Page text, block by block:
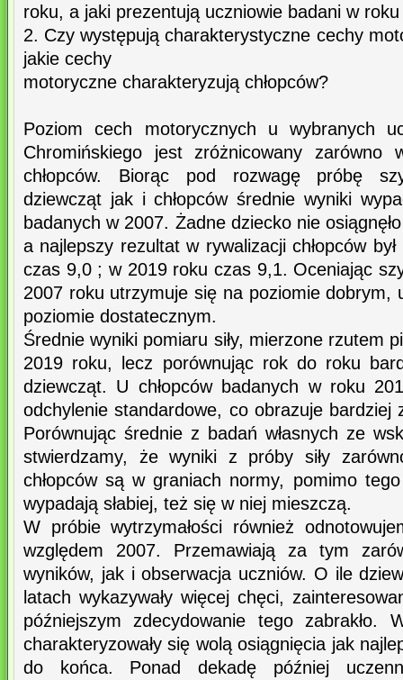
roku, a jaki prezentują uczniowie badani w
2. Czy występują charakterystyczne cechy
jakie cechy
motoryczne charakteryzują chłopców?
Poziom cech motorycznych u wybranych
Chromińskiego jest zróżnicowany zarówno
chłopców. Biorąc pod rozwagę próbę
dziewcząt jak i chłopców średnie wyniki
badanych w 2007. Żadne dziecko nie
a najlepszy rezultat w rywalizacji chłopców
czas 9,0 ; w 2019 roku czas 9,1. Oceniając
2007 roku utrzymuje się na poziomie dobrym,
poziomie dostatecznym.
Średnie wyniki pomiaru siły, mierzone rzutem
2019 roku, lecz porównując rok do roku
dziewcząt. U chłopców badanych w roku
odchylenie standardowe, co obrazuje bardziej
Porównując średnie z badań własnych ze
stwierdzamy, że wyniki z próby siły
chłopców są w graniach normy, pomimo
wypadają słabiej, też się w niej mieszczą.
W próbie wytrzymałości również
względem 2007. Przemawiają za tym
wyników, jak i obserwacja uczniów. O ile
latach wykazywały więcej chęci,
późniejszym zdecydowanie tego zabrakło.
charakteryzowały się wolą osiągnięcia jak
do końca. Ponad dekadę później